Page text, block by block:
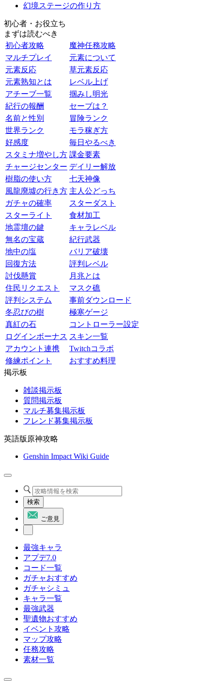
幻境ステージの作り方
初心者・お役立ち
まずは読むべき
初心者攻略
魔神任務攻略
マルチプレイ
元素について
元素反応
草元素反応
元素熟知とは
レベル上げ
アチーブ一覧
掴みし明光
紀行の報酬
セーブは？
名前と性別
冒険ランク
世界ランク
モラ稼ぎ方
好感度
毎日やるべき
スタミナ増やし方 課金要素
チャージセンター デイリー解放
樹脂の使い方
七天神像
風龍廃墟の行き方 主人公どっち
ガチャの確率
スターダスト
スターライト
食材加工
地霊壇の鍵
キャラレベル
無名の宝蔵
紀行武器
地中の塩
バリア破壊
回復方法
評判レベル
討伐懸賞
月兆とは
住民リクエスト
マスク礁
評判システム
事前ダウンロード
冬忍びの樹
極寒ゲージ
真紅の石
コントローラー設定
ログインボーナス スキン一覧
アカウント連携
Twitchコラボ
修練ポイント
おすすめ料理
掲示板
雑談掲示板
質問掲示板
マルチ募集掲示板
フレンド募集掲示板
英語版原神攻略
Genshin Impact Wiki Guide
検索
ご意見
最強キャラ
アプデ7.0
コード一覧
ガチャおすすめ
ガチャシミュ
キャラ一覧
最強武器
聖遺物おすすめ
イベント攻略
マップ攻略
任務攻略
素材一覧